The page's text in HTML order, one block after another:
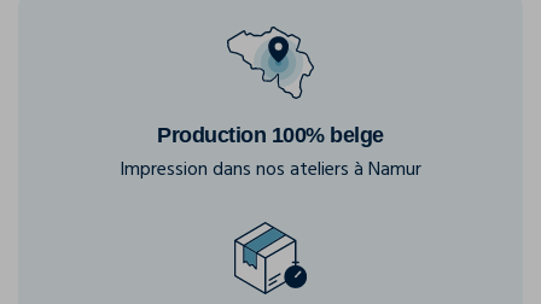
Production 100% belge
Impression dans nos ateliers à Namur